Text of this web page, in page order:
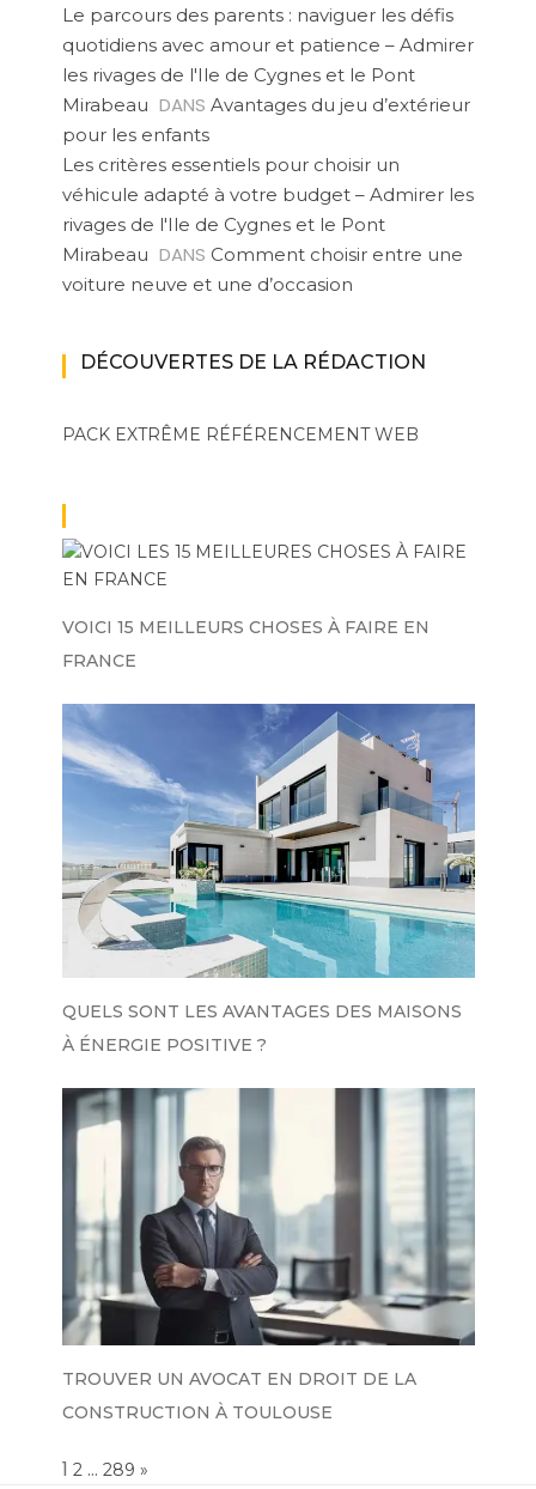
Le parcours des parents : naviguer les défis
quotidiens avec amour et patience – Admirer
les rivages de l'Ile de Cygnes et le Pont
Mirabeau DANS Avantages du jeu d’extérieur
pour les enfants
Les critères essentiels pour choisir un
véhicule adapté à votre budget – Admirer les
rivages de l'Ile de Cygnes et le Pont
Mirabeau DANS Comment choisir entre une
voiture neuve et une d’occasion
DÉCOUVERTES DE LA RÉDACTION
PACK EXTRÊME RÉFÉRENCEMENT WEB
VOICI 15 MEILLEURS CHOSES À FAIRE EN
FRANCE
QUELS SONT LES AVANTAGES DES MAISONS
À ÉNERGIE POSITIVE ?
TROUVER UN AVOCAT EN DROIT DE LA
CONSTRUCTION À TOULOUSE
Page:
1 2 … 289 NEXT
»